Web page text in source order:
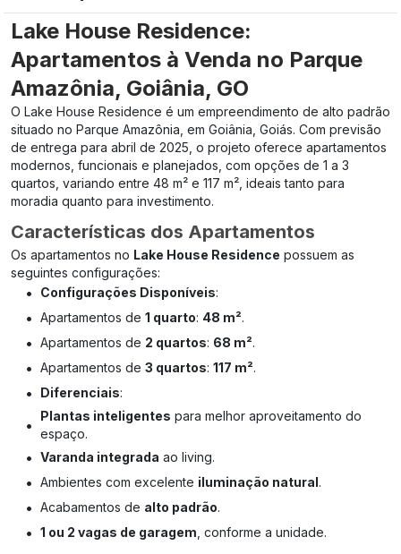
Lake House Residence:
Apartamentos à Venda no Parque
Amazônia, Goiânia, GO
O Lake House Residence é um empreendimento de alto padrão
situado no Parque Amazônia, em Goiânia, Goiás. Com previsão
de entrega para abril de 2025, o projeto oferece apartamentos
modernos, funcionais e planejados, com opções de 1 a 3
quartos, variando entre 48 m² e 117 m², ideais tanto para
moradia quanto para investimento.
Características dos Apartamentos
Os apartamentos no Lake House Residence possuem as
seguintes configurações:
• Configurações Disponíveis:
• Apartamentos de 1 quarto: 48 m².
• Apartamentos de 2 quartos: 68 m².
• Apartamentos de 3 quartos: 117 m².
• Diferenciais:
•
Plantas inteligentes para melhor aproveitamento do
espaço.
• Varanda integrada ao living.
• Ambientes com excelente iluminação natural.
• Acabamentos de alto padrão.
• 1 ou 2 vagas de garagem , conforme a unidade.